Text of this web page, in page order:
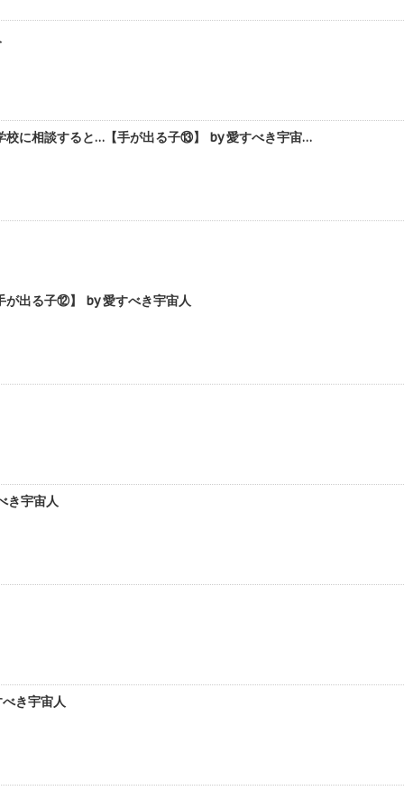
校に相談すると…【手が出る子⑬】 by 愛すべき宇宙…
が出る子⑫】 by 愛すべき宇宙人
き宇宙人
き宇宙人